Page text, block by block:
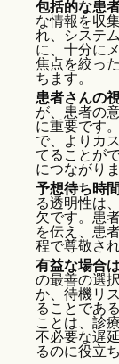
包括的な患
な情報を収
れ、システ
に、十分に
焦点を絞っ
ちます。
患者さんの
が、患者の
に重要です
で、よりカ
てることが
につながりま
予想待ち時
る透明性は
欠です。患
を伝え、患
程で尊敬さ
有益な場合
の最善の選
か、待機リ
ることであ
ことは、診
不必要な遅
るのに役立